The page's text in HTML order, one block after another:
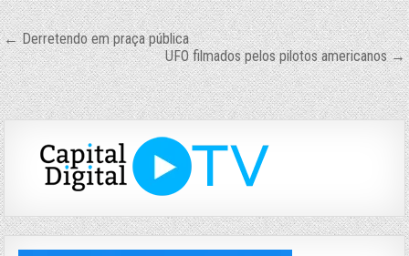
Navegação
de
Post
← Derretendo em praça pública
UFO filmados pelos pilotos americanos →